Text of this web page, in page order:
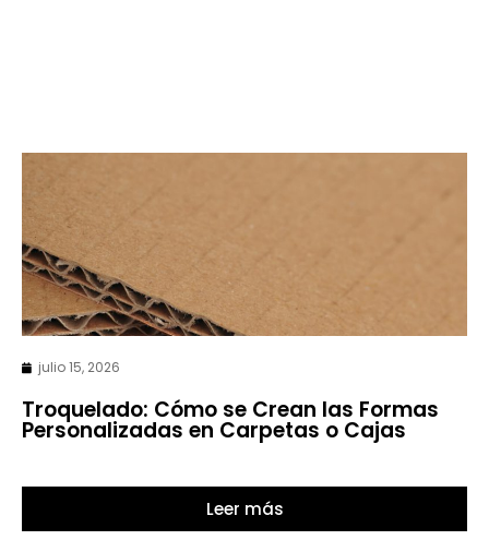
julio 15, 2026
Troquelado: Cómo se Crean las Formas
Personalizadas en Carpetas o Cajas
Leer más